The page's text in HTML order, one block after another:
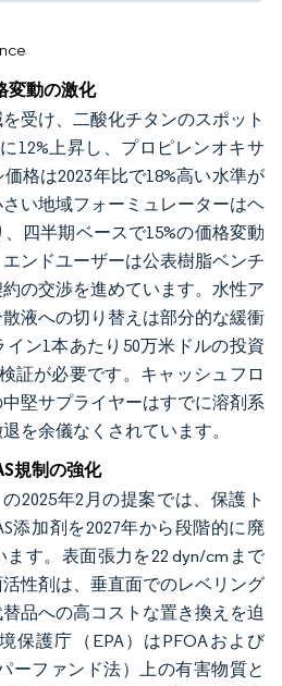
変動の激化
受け、二酸化チタンのスポット
12%上昇し、プロピレンオキサ
格は2023年比で18%高い水準が
い地域フォーミュレーターはヘ
四半期ベースで15%の価格変動
ンドユーザーは公表樹脂ベンチ
の交渉を進めています。水性ア
液への切り替えは部分的な緩衝
ン1本あたり50万米ドルの投資
証が必要です。キャッシュフロ
堅サプライヤーはすでに溶剤系
を余儀なくされています。
規制の強化
2025年2月の提案では、保護ト
添加剤を2027年から段階的に廃
す。表面張力を22 dyn/cmまで
性剤は、垂直面でのレベリング
品への高コストな置き換えを迫
保護庁（EPA）はPFOAおよび
ーファンド法）上の有害物質と